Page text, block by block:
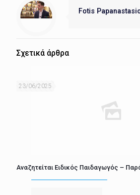
Fotis
Σχετικά άρθρα
23/06/2025
Αναζητείται Ειδικός Παιδαγωγός –